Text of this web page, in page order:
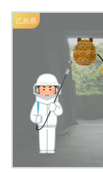
広島県